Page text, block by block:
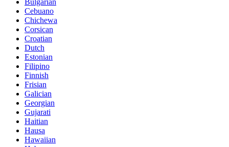
Cebuano
Chichewa
Corsican
Croatian
Dutch
Estonian
Filipino
Finnish
Frisian
Galician
Georgian
Gujarati
Haitian
Hausa
Hawaiian